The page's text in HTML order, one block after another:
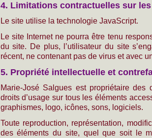
4. Limitations contractuelles sur
Le site utilise la technologie JavaScript.
Le site Internet ne pourra être tenu
du site. De plus, l’utilisateur du site
récent, ne contenant pas de virus et avec
5. Propriété intellectuelle et
Marie-José Salgues est propriétaire
droits d’usage sur tous les éléments
graphismes, logo, icônes, sons, logiciels.
Toute reproduction, représentation,
des éléments du site, quel que soit le